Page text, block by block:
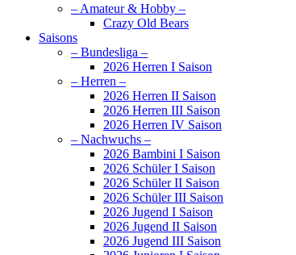
– Amateur & Hobby –
Crazy Old Bears
Saisons
– Bundesliga –
2026 Herren I Saison
– Herren –
2026 Herren II Saison
2026 Herren III Saison
2026 Herren IV Saison
– Nachwuchs –
2026 Bambini I Saison
2026 Schüler I Saison
2026 Schüler II Saison
2026 Schüler III Saison
2026 Jugend I Saison
2026 Jugend II Saison
2026 Jugend III Saison